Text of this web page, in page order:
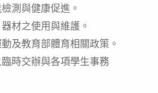
測與健康促進。
材之使用與維護。
及教育部體育相關政策。
時交辦與各項學生事務